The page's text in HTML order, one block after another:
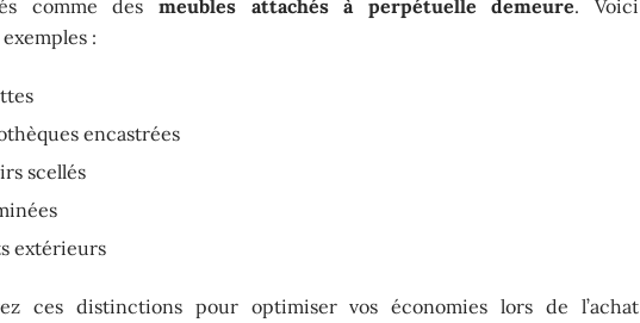
comme des meubles attachés à perpétuelle demeure. Voici
:
encastrées
scellés
extérieurs
ces distinctions pour optimiser vos économies lors de l’achat